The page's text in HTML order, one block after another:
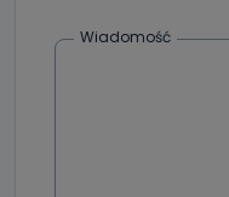
Wiadomość